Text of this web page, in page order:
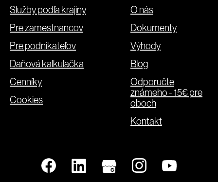
Služby podľa krajiny
Pre zamestnancov
Pre podnikateľov
Daňová kalkulačka
Cenníky
Cookies
O nás
Dokumenty
Výhody
Blog
Odporučte
známeho - 15€ pre
oboch
Kontakt